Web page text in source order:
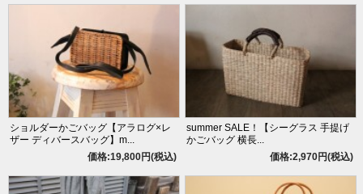
ショルダーかごバッグ【アラログ×レ
ザー ディバースバッグ】m...
価格:19,800円(税込)
summer SALE！【シーグラス 手提げ
かごバッグ 横長...
価格:2,970円(税込)